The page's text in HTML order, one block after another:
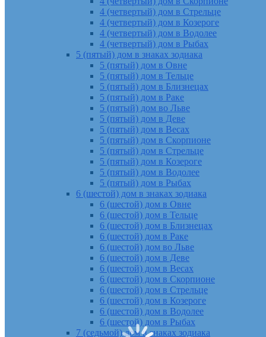
4 (четвертый) дом в Стрельце
4 (четвертый) дом в Козероге
4 (четвертый) дом в Водолее
4 (четвертый) дом в Рыбах
5 (пятый) дом в знаках зодиака
5 (пятый) дом в Овне
5 (пятый) дом в Тельце
5 (пятый) дом в Близнецах
5 (пятый) дом в Раке
5 (пятый) дом во Льве
5 (пятый) дом в Деве
5 (пятый) дом в Весах
5 (пятый) дом в Скорпионе
5 (пятый) дом в Стрельце
5 (пятый) дом в Козероге
5 (пятый) дом в Водолее
5 (пятый) дом в Рыбах
6 (шестой) дом в знаках зодиака
6 (шестой) дом в Овне
6 (шестой) дом в Тельце
6 (шестой) дом в Близнецах
6 (шестой) дом в Раке
6 (шестой) дом во Льве
6 (шестой) дом в Деве
6 (шестой) дом в Весах
6 (шестой) дом в Скорпионе
6 (шестой) дом в Стрельце
6 (шестой) дом в Козероге
6 (шестой) дом в Водолее
6 (шестой) дом в Рыбах
7 (седьмой) дом в знаках зодиака